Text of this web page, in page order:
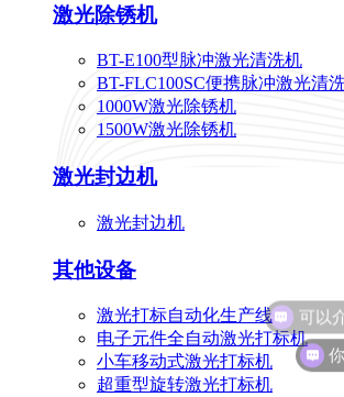
激光除锈机
BT-E100型脉冲激光清洗机
BT-FLC100SC便携脉冲激光清
1000W激光除锈机
1500W激光除锈机
激光封边机
激光封边机
其他设备
激光打标自动化生产线
电子元件全自动激光打标机
小车移动式激光打标机
超重型旋转激光打标机